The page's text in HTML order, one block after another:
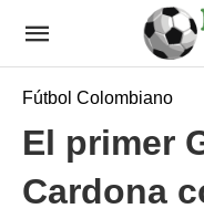
Fútbol Colombiano
El primer
Cardona